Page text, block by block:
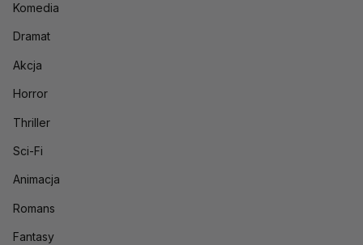
Komedia
Dramat
Akcja
Horror
Thriller
Sci-Fi
Animacja
Romans
Fantasy